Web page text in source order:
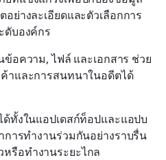
ย่างละเอียดและตัวเลือกการ
ดับองค์กร
อความ, ไฟล์ และเอกสาร ช่วย
าและการสนทนาในอดีตได้
ทั้งในแอปเดสก์ท็อปและแอปบ
การทำงานร่วมกันอย่างราบรื่น
รือทำงานระยะไกล